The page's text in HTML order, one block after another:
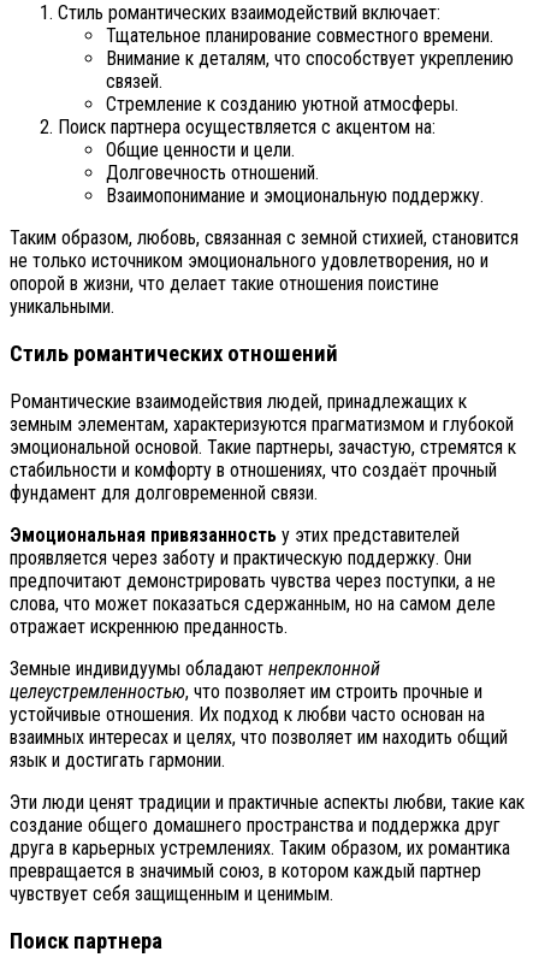
Стиль романтических взаимодействий включает:
Тщательное планирование совместного времени.
Внимание к деталям, что способствует укреплению
связей.
Стремление к созданию уютной атмосферы.
Поиск партнера осуществляется с акцентом на:
Общие ценности и цели.
Долговечность отношений.
Взаимопонимание и эмоциональную поддержку.
Таким образом, любовь, связанная с земной стихией, становится
не только источником эмоционального удовлетворения, но и
опорой в жизни, что делает такие отношения поистине
уникальными.
Стиль романтических отношений
Романтические взаимодействия людей, принадлежащих к
земным элементам, характеризуются прагматизмом и глубокой
эмоциональной основой. Такие партнеры, зачастую, стремятся к
стабильности и комфорту в отношениях, что создаёт прочный
фундамент для долговременной связи.
Эмоциональная привязанность у этих представителей
проявляется через заботу и практическую поддержку. Они
предпочитают демонстрировать чувства через поступки, а не
слова, что может показаться сдержанным, но на самом деле
отражает искреннюю преданность.
Земные индивидуумы обладают непреклонной
целеустремленностью, что позволяет им строить прочные и
устойчивые отношения. Их подход к любви часто основан на
взаимных интересах и целях, что позволяет им находить общий
язык и достигать гармонии.
Эти люди ценят традиции и практичные аспекты любви, такие как
создание общего домашнего пространства и поддержка друг
друга в карьерных устремлениях. Таким образом, их романтика
превращается в значимый союз, в котором каждый партнер
чувствует себя защищенным и ценимым.
Поиск партнера